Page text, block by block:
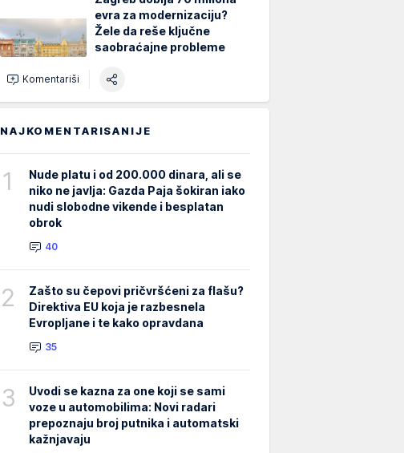
evra za modernizaciju?
Žele da reše ključne
saobraćajne probleme
Komentariši
NAJKOMENTARISANIJE
1
Nude platu i od 200.000 dinara, ali se
niko ne javlja: Gazda Paja šokiran iako
nudi slobodne vikende i besplatan
obrok
40
2
Zašto su čepovi pričvršćeni za flašu?
Direktiva EU koja je razbesnela
Evropljane i te kako opravdana
35
3
Uvodi se kazna za one koji se sami
voze u automobilima: Novi radari
prepoznaju broj putnika i automatski
kažnjavaju